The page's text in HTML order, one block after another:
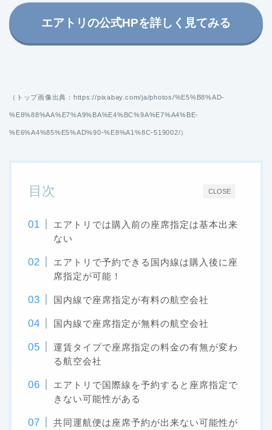
エアトリの公式HPを詳しく見てみる
（トップ画像出典：https://pixabay.com/ja/photos/%E5%B8%AD-
%E8%88%AA%E7%A9%BA%E4%BC%9A%E7%A4%BE-
%E6%A4%85%E5%AD%90-%E8%A1%8C-519002/）
CLOSE
目次
エアトリでは購入前の座席指定は基本出来
ない
エアトリで予約できる国内線は購入後に座
席指定が可能！
国内線で座席指定が有料の航空会社
国内線で座席指定が無料の航空会社
運賃タイプで座席指定の料金の有無が変わ
る航空会社
エアトリで国際線を予約すると座席指定で
きない可能性がある
共同運航便は座席予約が出来ない可能性が